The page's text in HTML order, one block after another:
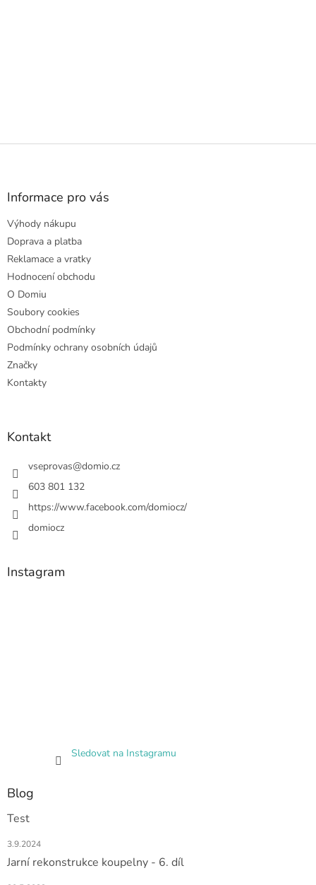
Z
Informace pro vás
Výhody nákupu
Doprava a platba
Reklamace a vratky
Hodnocení obchodu
O Domiu
Soubory cookies
Obchodní podmínky
Podmínky ochrany osobních údajů
Značky
Kontakty
Kontakt
vseprovas@domio.cz
603 801 132
https://www.facebook.com/domiocz/
domiocz
Instagram
Sledovat na Instagramu
Blog
Test
3.9.2024
Jarní rekonstrukce koupelny - 6. díl